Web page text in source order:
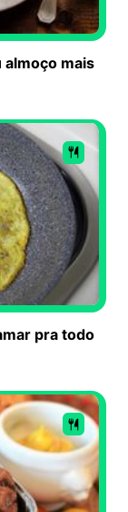
almoço mais
pra todo